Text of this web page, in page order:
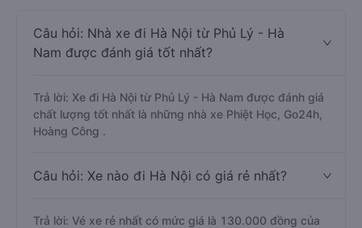
Câu hỏi: Nhà xe đi Hà Nội từ Phủ Lý - Hà
Nam được đánh giá tốt nhất?
Trả lời: Xe đi Hà Nội từ Phủ Lý - Hà Nam được đánh giá
chất lượng tốt nhất là những nhà xe Phiệt Học, Go24h,
Hoàng Công .
Câu hỏi: Xe nào đi Hà Nội có giá rẻ nhất?
Trả lời: Vé xe rẻ nhất có mức giá là 130.000 đồng của